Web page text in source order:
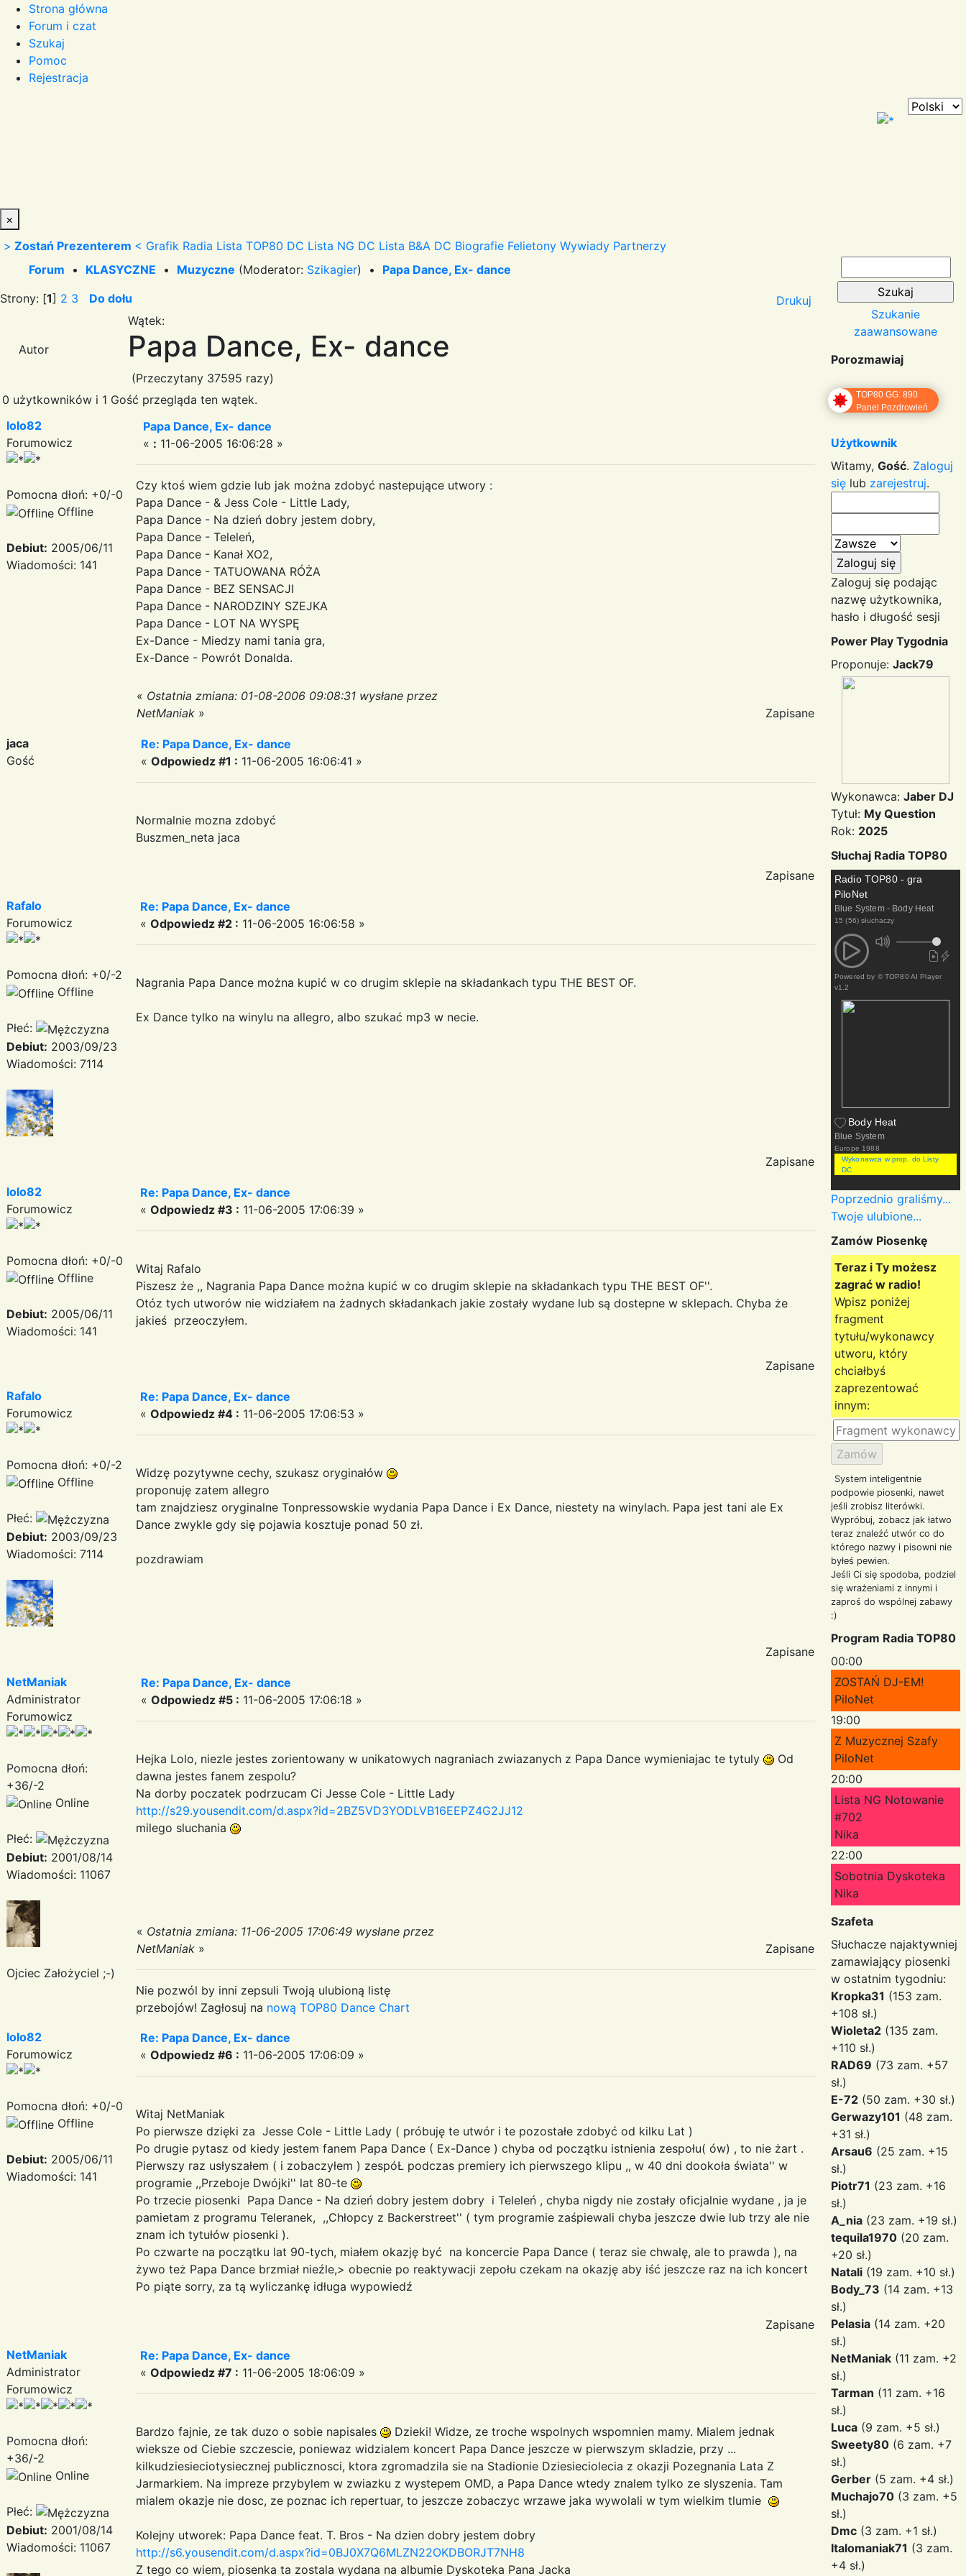
Strona główna
Forum i czat
Szukaj
Pomoc
Rejestracja
×
> Zostań Prezenterem < Grafik Radia Lista TOP80 DC Lista NG DC Lista B&A DC Biografie Felietony Wywiady Partnerzy
Forum • KLASYCZNE • Muzyczne (Moderator: Szikagier) • Papa Dance, Ex- dance
Strony: [1] 2 3 Do dołu Drukuj
Autor
Wątek:
Papa Dance, Ex- dance
(Przeczytany 37595 razy)
0 użytkowników i 1 Gość przegląda ten wątek.
lolo82
Forumowicz
Pomocna dłoń: +0/-0
Offline
Debiut: 2005/06/11
Wiadomości: 141
Papa Dance, Ex- dance
« : 11-06-2005 16:06:28 »
Czy ktoś wiem gdzie lub jak można zdobyć nastepujące utwory :
Papa Dance - & Jess Cole - Little Lady,
Papa Dance - Na dzień dobry jestem dobry,
Papa Dance - Teleleń,
Papa Dance - Kanał XO2,
Papa Dance - TATUOWANA RÓŻA
Papa Dance - BEZ SENSACJI
Papa Dance - NARODZINY SZEJKA
Papa Dance - LOT NA WYSPĘ
Ex-Dance - Miedzy nami tania gra,
Ex-Dance - Powrót Donalda.
« Ostatnia zmiana: 01-08-2006 09:08:31 wysłane przez
NetManiak » Zapisane
jaca
Gość
Re: Papa Dance, Ex- dance
« Odpowiedz #1 : 11-06-2005 16:06:41 »
Normalnie mozna zdobyć
Buszmen_neta jaca
Zapisane
Rafalo
Forumowicz
Pomocna dłoń: +0/-2
Offline
Płeć:
Debiut: 2003/09/23
Wiadomości: 7114
Re: Papa Dance, Ex- dance
« Odpowiedz #2 : 11-06-2005 16:06:58 »
Nagrania Papa Dance można kupić w co drugim sklepie na składankach typu THE BEST OF.
Ex Dance tylko na winylu na allegro, albo szukać mp3 w necie.
Zapisane
lolo82
Forumowicz
Pomocna dłoń: +0/-0
Offline
Debiut: 2005/06/11
Wiadomości: 141
Re: Papa Dance, Ex- dance
« Odpowiedz #3 : 11-06-2005 17:06:39 »
Witaj Rafalo
Piszesz że ,, Nagrania Papa Dance można kupić w co drugim sklepie na składankach typu THE BEST OF''.
Otóz tych utworów nie widziałem na żadnych składankach jakie zostały wydane lub są dostepne w sklepach. Chyba że
jakieś przeoczyłem.
Zapisane
Rafalo
Forumowicz
Pomocna dłoń: +0/-2
Offline
Płeć:
Debiut: 2003/09/23
Wiadomości: 7114
Re: Papa Dance, Ex- dance
« Odpowiedz #4 : 11-06-2005 17:06:53 »
Widzę pozytywne cechy, szukasz oryginałów
proponuję zatem allegro
tam znajdziesz oryginalne Tonpressowskie wydania Papa Dance i Ex Dance, niestety na winylach. Papa jest tani ale Ex
Dance zwykle gdy się pojawia kosztuje ponad 50 zł.
pozdrawiam
Zapisane
NetManiak
Administrator
Forumowicz
Pomocna dłoń:
+36/-2
Online
Płeć:
Debiut: 2001/08/14
Wiadomości: 11067
Ojciec Założyciel ;-)
Re: Papa Dance, Ex- dance
« Odpowiedz #5 : 11-06-2005 17:06:18 »
Hejka Lolo, niezle jestes zorientowany w unikatowych nagraniach zwiazanych z Papa Dance wymieniajac te tytuly
Od
dawna jestes fanem zespolu?
Na dorby poczatek podrzucam Ci Jesse Cole - Little Lady
http://s29.yousendit.com/d.aspx?id=2BZ5VD3YODLVB16EEPZ4G2JJ12
milego sluchania
« Ostatnia zmiana: 11-06-2005 17:06:49 wysłane przez
NetManiak » Zapisane
Nie pozwól by inni zepsuli Twoją ulubioną listę
przebojów! Zagłosuj na nową TOP80 Dance Chart
lolo82
Forumowicz
Pomocna dłoń: +0/-0
Offline
Debiut: 2005/06/11
Wiadomości: 141
Re: Papa Dance, Ex- dance
« Odpowiedz #6 : 11-06-2005 17:06:09 »
Witaj NetManiak
Po pierwsze dzięki za Jesse Cole - Little Lady ( próbuję te utwór i te pozostałe zdobyć od kilku Lat )
Po drugie pytasz od kiedy jestem fanem Papa Dance ( Ex-Dance ) chyba od początku istnienia zespołu( ów) , to nie żart .
Pierwszy raz usłyszałem ( i zobaczyłem ) zespóŁ podczas premiery ich pierwszego klipu ,, w 40 dni dookoła świata'' w
programie ,,Przeboje Dwójki'' lat 80-te
Po trzecie piosenki Papa Dance - Na dzień dobry jestem dobry i Teleleń , chyba nigdy nie zostały oficjalnie wydane , ja je
pamietam z programu Teleranek, ,,Chłopcy z Backerstreet'' ( tym programie zaśpiewali chyba jeszcze dwie lub trzy ale nie
znam ich tytułów piosenki ).
Po czwarte na początku lat 90-tych, miałem okazję być na koncercie Papa Dance ( teraz sie chwalę, ale to prawda ), na
żywo też Papa Dance brzmiał nieźle,> obecnie po reaktywacji zepołu czekam na okazję aby iść jeszcze raz na ich koncert
Po piąte sorry, za tą wyliczankę idługa wypowiedź
Zapisane
NetManiak
Administrator
Forumowicz
Pomocna dłoń:
+36/-2
Online
Płeć:
Debiut: 2001/08/14
Wiadomości: 11067
Re: Papa Dance, Ex- dance
« Odpowiedz #7 : 11-06-2005 18:06:09 »
Bardzo fajnie, ze tak duzo o sobie napisales
Dzieki! Widze, ze troche wspolnych wspomnien mamy. Mialem jednak
wieksze od Ciebie szczescie, poniewaz widzialem koncert Papa Dance jeszcze w pierwszym skladzie, przy ...
kilkudziesieciotysiecznej publicznosci, ktora zgromadzila sie na Stadionie Dziesieciolecia z okazji Pozegnania Lata Z
Jarmarkiem. Na impreze przybylem w zwiazku z wystepem OMD, a Papa Dance wtedy znalem tylko ze slyszenia. Tam
mialem okazje nie dosc, ze poznac ich repertuar, to jeszcze zobaczyc wrzawe jaka wywolali w tym wielkim tlumie
Kolejny utworek: Papa Dance feat. T. Bros - Na dzien dobry jestem dobry
http://s6.yousendit.com/d.aspx?id=0BJ0X7Q6MLZN22OKDBORJT7NH8
Z tego co wiem, piosenka ta zostala wydana na albumie Dyskoteka Pana Jacka
Szukanie
zaawansowane
Porozmawiaj
TOP80 GG: 890
Panel Pozdrowień
Użytkownik
Witamy, Gość. Zaloguj
się lub zarejestruj.
Zaloguj się podając
nazwę użytkownika,
hasło i długość sesji
Power Play Tygodnia
Proponuje: Jack79
Wykonawca: Jaber DJ
Tytuł: My Question
Rok: 2025
Słuchaj Radia TOP80
Radio TOP80 - gra
PiloNet
Blue System - Body Heat
15 (56) słuchaczy
Powered by © TOP80 AI Player
v1.2
Body Heat
Blue System
Europe 1988
Wykonawca w prop. do Listy
DC
Poprzednio graliśmy...
Twoje ulubione...
Zamów Piosenkę
Teraz i Ty możesz
zagrać w radio!
Wpisz poniżej
fragment
tytułu/wykonawcy
utworu, który
chciałbyś
zaprezentować
innym:
System inteligentnie
podpowie piosenki, nawet
jeśli zrobisz literówki.
Wypróbuj, zobacz jak łatwo
teraz znaleźć utwór co do
którego nazwy i pisowni nie
byłeś pewien.
Jeśli Ci się spodoba, podziel
się wrażeniami z innymi i
zaproś do wspólnej zabawy
:)
Program Radia TOP80
00:00
ZOSTAŃ DJ-EM!
PiloNet
19:00
Z Muzycznej Szafy
PiloNet
20:00
Lista NG Notowanie
#702
Nika
22:00
Sobotnia Dyskoteka
Nika
Szafeta
Słuchacze najaktywniej
zamawiający piosenki
w ostatnim tygodniu:
Kropka31 (153 zam.
+108 sł.)
Wioleta2 (135 zam.
+110 sł.)
RAD69 (73 zam. +57
sł.)
E-72 (50 zam. +30 sł.)
Gerwazy101 (48 zam.
+31 sł.)
Arsau6 (25 zam. +15
sł.)
Piotr71 (23 zam. +16
sł.)
A_nia (23 zam. +19 sł.)
tequila1970 (20 zam.
+20 sł.)
Natali (19 zam. +10 sł.)
Body_73 (14 zam. +13
sł.)
Pelasia (14 zam. +20
sł.)
NetManiak (11 zam. +2
sł.)
Tarman (11 zam. +16
sł.)
Luca (9 zam. +5 sł.)
Sweety80 (6 zam. +7
sł.)
Gerber (5 zam. +4 sł.)
Muchajo70 (3 zam. +5
sł.)
Dmc (3 zam. +1 sł.)
Italomaniak71 (3 zam.
+4 sł.)